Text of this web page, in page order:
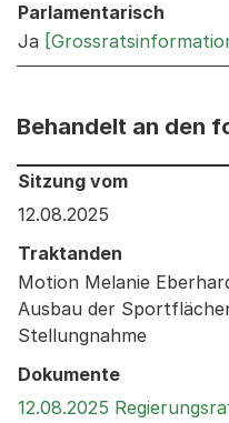
Parlamentarisch
Ja
Behandelt an den
Behandelt an den
Sitzung vom
12.08.2025
Traktanden
Motion Melanie
Ausbau der
Stellungnahme
Dokumente
12.08.2025